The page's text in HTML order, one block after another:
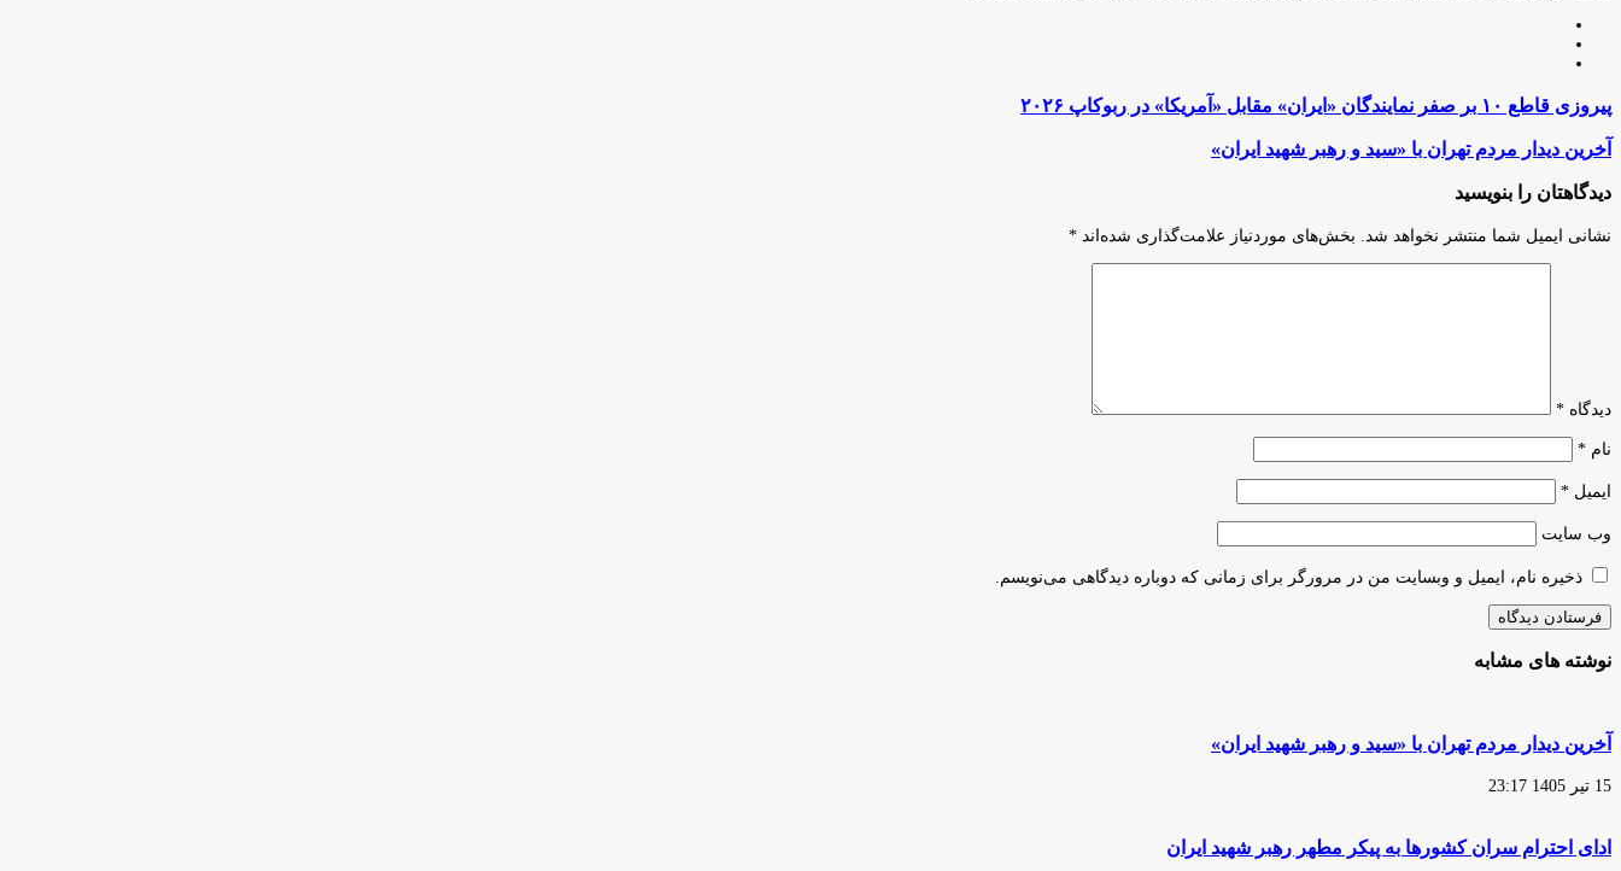
پیروزی
قاطع
۱۰
بر
صفر
نمایندگان
«ایران»
مقابل
پیروزی قاطع ۱۰ بر صفر نمایندگان «ایران» مقابل «آمریکا» در ربوکاپ ۲۰۲۶
آخرین
مردم
با
«سید
آخرین دیدار مردم تهران با «سید و رهبر شهید ایران»
دیدگاهتان را بنویسید
نشانی ایمیل شما منتشر نخواهد شد. بخش‌های موردنیاز علامت‌گذاری شده‌اند *
دیدگاه *
نام *
ایمیل *
وب‌ سایت
ذخیره نام، ایمیل و وبسایت من در مرورگر برای زمانی که دوباره دیدگاهی می‌نویسم.
نوشته های مشابه
آخرین دیدار مردم تهران با «سید و رهبر شهید ایران»
15 تیر 1405 23:17
ادای احترام سران کشورها به پیکر مطهر رهبر شهید ایران